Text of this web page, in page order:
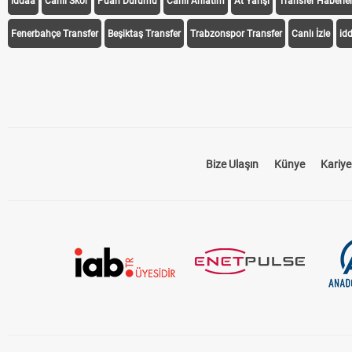
Fenerbahçe Transfer Beşiktaş Transfer Trabzonspor Transfer Canlı İzle
Bize Ulaşın Künye